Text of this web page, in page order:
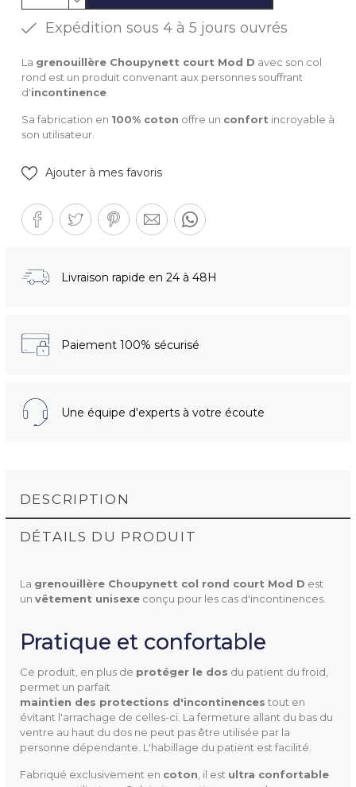
Expédition sous 4 à 5 jours ouvrés
La grenouillère Choupynett court Mod D avec son col
rond est un produit convenant aux personnes souffrant
d'incontinence.
Sa fabrication en 100% coton offre un confort incroyable à
son utilisateur.
Ajouter à mes favoris
Livraison rapide en 24 à 48H
Paiement 100% sécurisé
Une équipe d'experts à votre écoute
DESCRIPTION
DÉTAILS DU PRODUIT
La grenouillère Choupynett col rond court Mod D est
un vêtement unisexeconçu pour les cas d'incontinences.
Pratique et confortable
Ce produit, en plus de protéger le dos du patient du froid,
permet un parfait
maintien des protections d'incontinences tout en
évitant l'arrachage de celles-ci. La fermeture allant du bas du
ventre au haut du dos ne peut pas être utilisée par la
personne dépendante. L'habillage du patient est facilité.
Fabriqué exclusivement en coton , il est ultra confortable
Référence750.63.90